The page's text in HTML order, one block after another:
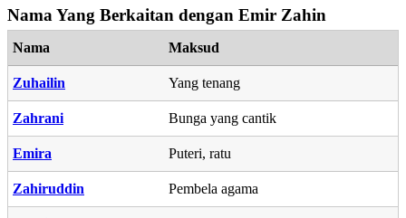
Nama Yang Berkaitan dengan Emir Zahin
Nama Maksud
Zuhailin Yang tenang
Zahrani Bunga yang cantik
Emira Puteri, ratu
Zahiruddin Pembela agama